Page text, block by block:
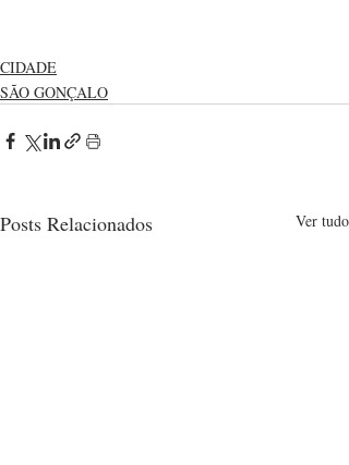
CIDADE
SÃO GONÇALO
Posts Relacionados Ver tudo